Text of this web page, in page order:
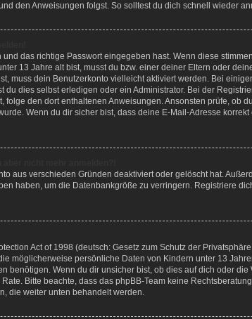
den Anweisungen folgst. So solltest du dich schnell wieder
das richtige Passwort eingegeben hast. Wenn diese
13 Jahre alt bist, musst du bzw. einer deiner Eltern oder
muss dein Benutzerkonto vielleicht aktiviert werden. Bei
du dies selbst erledigen oder ein Administrator. Bei der
folge den dort enthaltenen Anweisungen. Ansonsten prüfe, ob
Wenn du dir sicher bist, dass deine E-Mail-Adresse
aus verschieden Gründen deaktiviert oder gelöscht hat.
haben, um die Datenbankgröße zu verringern. Registriere
Act of 1998 (deutsch: Gesetz zum Schutz der
möglicherweise persönliche Daten von Kindern unter 13
benötigen. Wenn du dir unsicher bist, ob dies auf dich oder
Bitte beachte, dass das phpBB-Team keine
die weiter unten behandelt werden.